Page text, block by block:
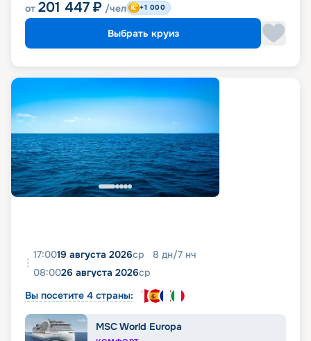
от 201 447 ₽ /чел +1 000
Выбрать круиз
17:0019 августа 2026ср 8 дн/7 нч
08:0026 августа 2026ср
Вы посетите 4 страны:
MSC World Europa